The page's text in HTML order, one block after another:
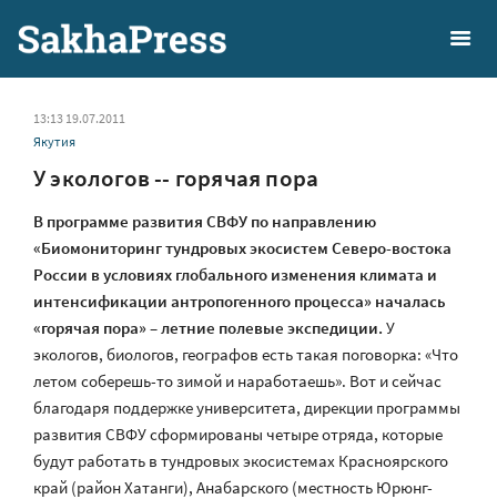
13:13 19.07.2011
Якутия
У экологов -- горячая пора
В программе развития СВФУ по направлению
«Биомониторинг тундровых экосистем Северо-востока
России в условиях глобального изменения климата и
интенсификации антропогенного процесса» началась
«горячая пора» – летние полевые экспедиции. У
экологов, биологов, географов есть такая поговорка: «Что
летом соберешь-то зимой и наработаешь». Вот и сейчас
благодаря поддержке университета, дирекции программы
развития СВФУ сформированы четыре отряда, которые
будут работать в тундровых экосистемах Красноярского
край (район Хатанги), Анабарского (местность Юрюнг-